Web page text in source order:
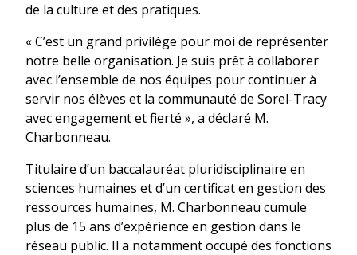
de la culture et des pratiques.
« C’est un grand privilège pour moi de représenter
notre belle organisation. Je suis prêt à collaborer
avec l’ensemble de nos équipes pour continuer à
servir nos élèves et la communauté de Sorel-Tracy
avec engagement et fierté », a déclaré M.
Charbonneau.
Titulaire d’un baccalauréat pluridisciplinaire en
sciences humaines et d’un certificat en gestion des
ressources humaines, M. Charbonneau cumule
plus de 15 ans d’expérience en gestion dans le
réseau public. Il a notamment occupé des fonctions